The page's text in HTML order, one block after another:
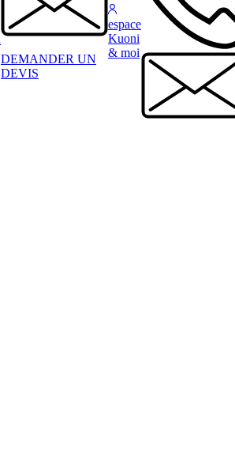
DEMANDER UN
DEVIS
espace
Kuoni
& moi